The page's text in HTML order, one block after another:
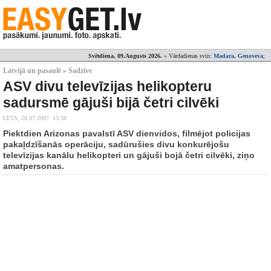
Svētdiena, 09.Augusts 2026. » Vārdadienas svin: Madara, Genoveva;
Latvijā un pasaulē » Sadzīve
ASV divu televīzijas helikopteru
sadursmē gājuši bijā četri cilvēki
LETA, 28.07.2007. 13:38
Piektdien Arizonas pavalstī ASV dienvidos, filmējot policijas
pakaļdzīšanās operāciju, sadūrušies divu konkurējošu
televīzijas kanālu helikopteri un gājuši bojā četri cilvēki, ziņo
amatpersonas.